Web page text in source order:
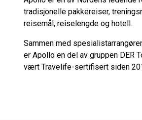
tradisjonelle pakkereiser,
reisemål, reiselengde og hotell.
Sammen med
er Apollo en del av gruppen DER
vært Travelife-sertifisert siden